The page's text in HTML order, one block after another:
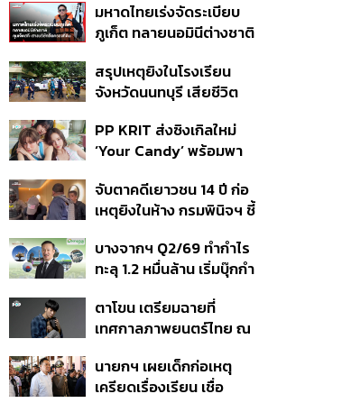
นักเรียน
มหาดไทยเร่งจัดระเบียบ
ภูเก็ต ทลายนอมินีต่างชาติ
ที่ดิน เคลียร์ใบอนุญาต
โรงแรมค้าง 7 ปี
สรุปเหตุยิงในโรงเรียน
จังหวัดนนทบุรี เสียชีวิต
ปมค้นประวัติคดีกราดยิงที่
สหรัฐฯ
PP KRIT ส่งซิงเกิลใหม่
‘Your Candy’ พร้อมพา
สิกวิดีโอ
จับตาคดีเยาวชน 14 ปี ก่อ
เหตุยิงในห้าง กรมพินิจฯ ชี้
เนื่อง ประเมินปล่อยตัว
บางจากฯ Q2/69 ทำกำไร
ทะลุ 1.2 หมื่นล้าน เริ่มบุ๊กกำ
แรก หนุนรายได้ครึ่งปีทะลุ
3.2 แสนล้าน
ตาโขน เตรียมฉายที่
เทศกาลภาพยนตร์ไทย ณ
นายกฯ เผยเด็กก่อเหตุ
เครียดเรื่องเรียน เชื่อ